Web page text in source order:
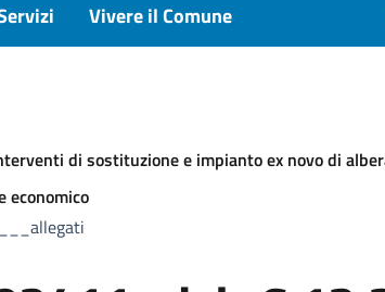
Vivere il Comune
di sostituzione e impianto ex novo di
economico